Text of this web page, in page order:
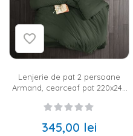
Lenjerie de pat 2 persoane
Armand, cearceaf pat 220x240
fete perna 50x70 cm, 100%
345,00 lei